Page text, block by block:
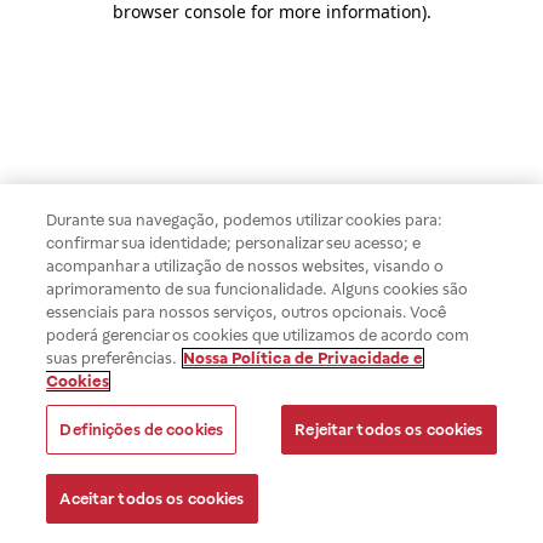
browser console for more information).
Durante sua navegação, podemos utilizar cookies para:
confirmar sua identidade; personalizar seu acesso; e
acompanhar a utilização de nossos websites, visando o
aprimoramento de sua funcionalidade. Alguns cookies são
essenciais para nossos serviços, outros opcionais. Você
poderá gerenciar os cookies que utilizamos de acordo com
suas preferências. Nossa Política de Privacidade e
Cookies
Definições de cookies Rejeitar todos os cookies
Aceitar todos os cookies